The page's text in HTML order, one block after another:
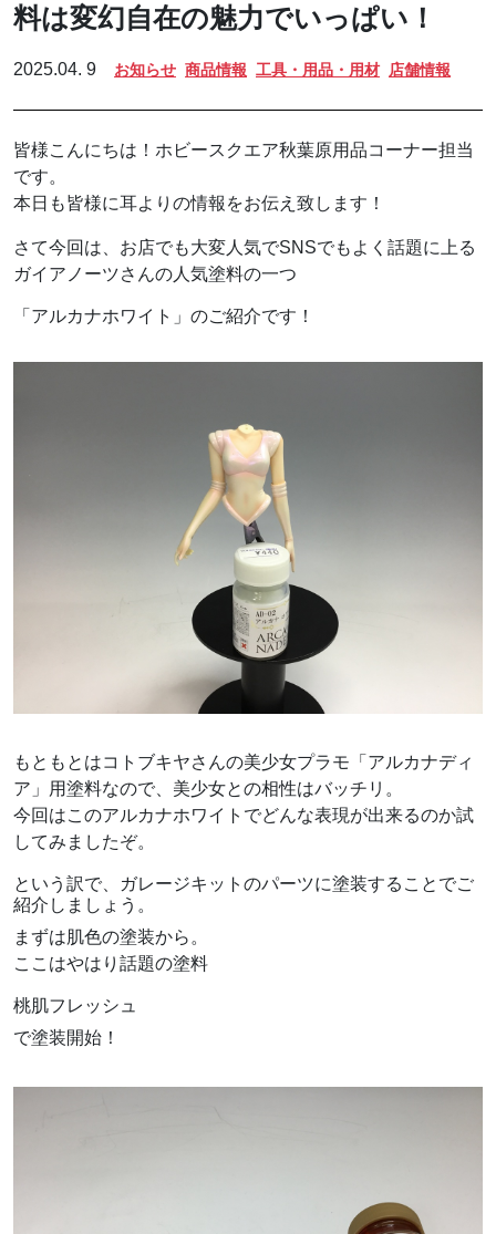
料は変幻自在の魅力でいっぱい！
2025.04. 9 お知らせ 商品情報 工具・用品・用材 店舗情報
皆様こんにちは！ホビースクエア秋葉原用品コーナー担当
です。
本日も皆様に耳よりの情報をお伝え致します！
さて今回は、お店でも大変人気でSNSでもよく話題に上る
ガイアノーツさんの人気塗料の一つ
「アルカナホワイト」のご紹介です！
もともとはコトブキヤさんの美少女プラモ「アルカナディ
ア」用塗料なので、美少女との相性はバッチリ。
今回はこのアルカナホワイトでどんな表現が出来るのか試
してみましたぞ。
という訳で、ガレージキットのパーツに塗装することでご
紹介しましょう。
まずは肌色の塗装から。
ここはやはり話題の塗料
桃肌フレッシュ
で塗装開始！